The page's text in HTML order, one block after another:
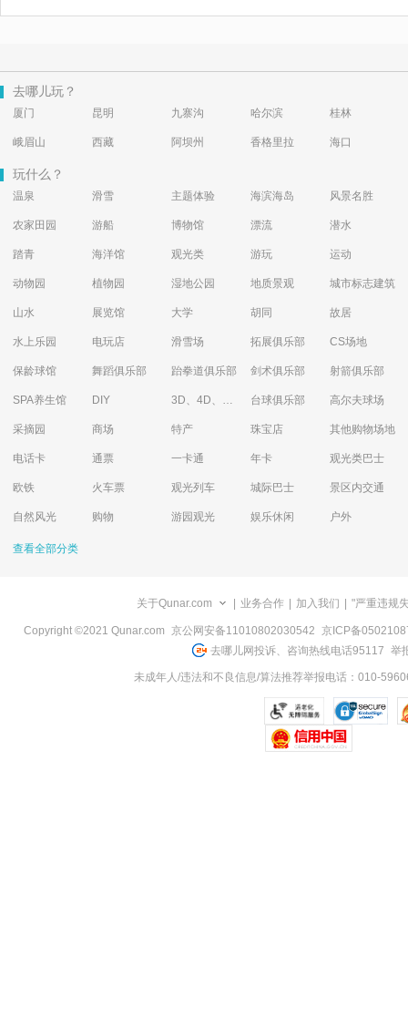
去哪儿玩？
厦门 昆明 九寨沟 哈尔滨 桂林
峨眉山 西藏 阿坝州 香格里拉 海口
玩什么？
温泉 滑雪 主题体验 海滨海岛 风景名胜
农家田园 游船 博物馆 漂流 潜水
踏青 海洋馆 观光类 游玩 运动
动物园 植物园 湿地公园 地质景观 城市标志建筑
山水 展览馆 大学 胡同 故居
水上乐园 电玩店 滑雪场 拓展俱乐部 CS场地
保龄球馆 舞蹈俱乐部 跆拳道俱乐部 剑术俱乐部 射箭俱乐部
SPA养生馆 DIY 3D、4D、5D艺术体验馆 台球俱乐部 高尔夫球场
采摘园 商场 特产 珠宝店 其他购物场地
电话卡 通票 一卡通 年卡 观光类巴士
欧铁 火车票 观光列车 城际巴士 景区内交通
自然风光 购物 游园观光 娱乐休闲 户外
查看全部分类
关于Qunar.com 业务合作 加入我们 "严重违规
Copyright ©2021 Qunar.com 京公网安备11010802030542 京ICP备
去哪儿网投诉、咨询热线电话95117 举
未成年人/违法和不良信息/算法推荐举报电话：010-